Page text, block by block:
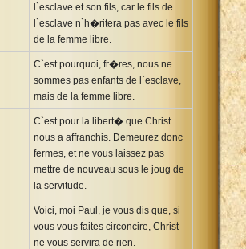
l`esclave et son fils, car le fils de
l`esclave n`h�ritera pas avec le fils
de la femme libre.
C`est pourquoi, fr�res, nous ne
sommes pas enfants de l`esclave,
mais de la femme libre.
C`est pour la libert� que Christ
nous a affranchis. Demeurez donc
fermes, et ne vous laissez pas
mettre de nouveau sous le joug de
la servitude.
Voici, moi Paul, je vous dis que, si
vous vous faites circoncire, Christ
ne vous servira de rien.